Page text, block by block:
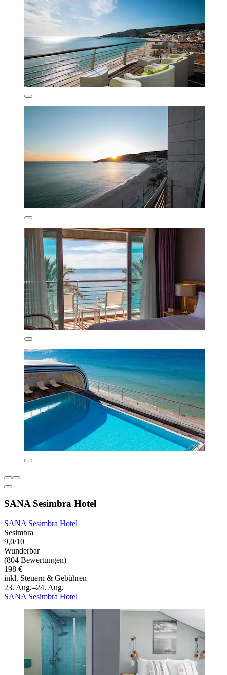
SANA Sesimbra Hotel
SANA Sesimbra Hotel
Sesimbra
9,0/10
Wunderbar
(804 Bewertungen)
198 €
inkl. Steuern & Gebühren
23. Aug.–24. Aug.
SANA Sesimbra Hotel